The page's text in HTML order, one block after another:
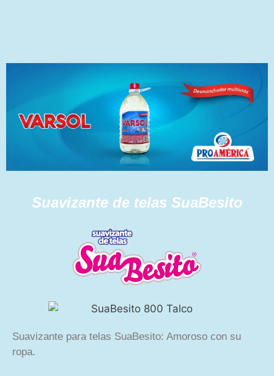
Suavizante de telas SuaBesito
Suavizante para telas SuaBesito: Amoroso con su
ropa.